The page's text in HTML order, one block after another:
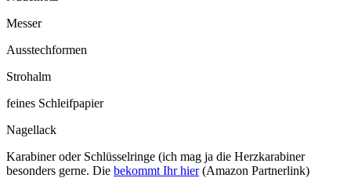
Messer
Ausstechformen
Strohalm
feines Schleifpapier
Nagellack
Karabiner oder Schlüsselringe (ich mag ja die Herzkarabiner
besonders gerne. Die bekommt Ihr hier(Amazon Partnerlink)